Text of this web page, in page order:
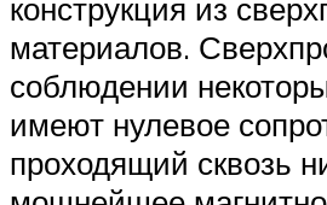
конструкция из
материалов.
соблюдении
имеют нулевое
проходящий сквозь